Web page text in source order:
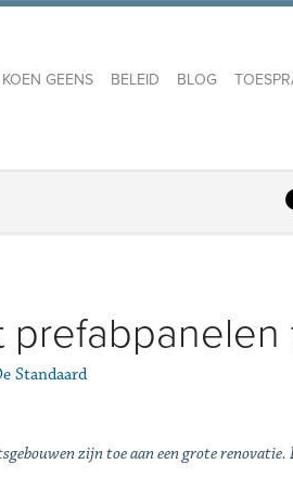
GEENS BELEID BLOG
Standaard
zijn toe aan een grote